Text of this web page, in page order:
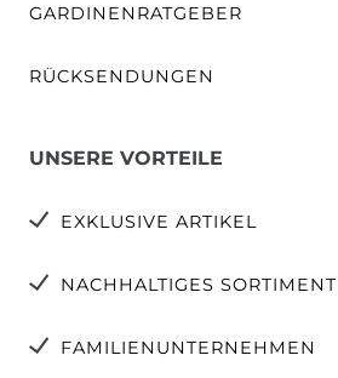
GARDINENRATGEBER
RÜCKSENDUNGEN
UNSERE VORTEILE
EXKLUSIVE ARTIKEL
NACHHALTIGES SORTIMENT
FAMILIENUNTERNEHMEN